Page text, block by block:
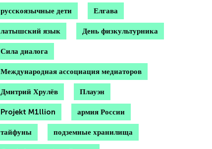
русскоязычные дети Елгава
латышский язык День физкультурника
Сила диалога
Международная ассоциация медиаторов
Дмитрий Хрулёв Плауэн
Projekt M1llion армия России
тайфуны подземные хранилища